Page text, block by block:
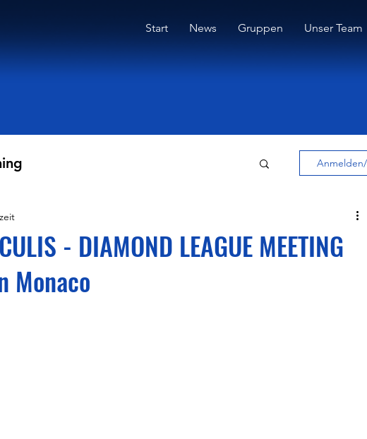
Start News Gruppen Unser Team
- DIAMOND LEAGUE MEETING
Monaco